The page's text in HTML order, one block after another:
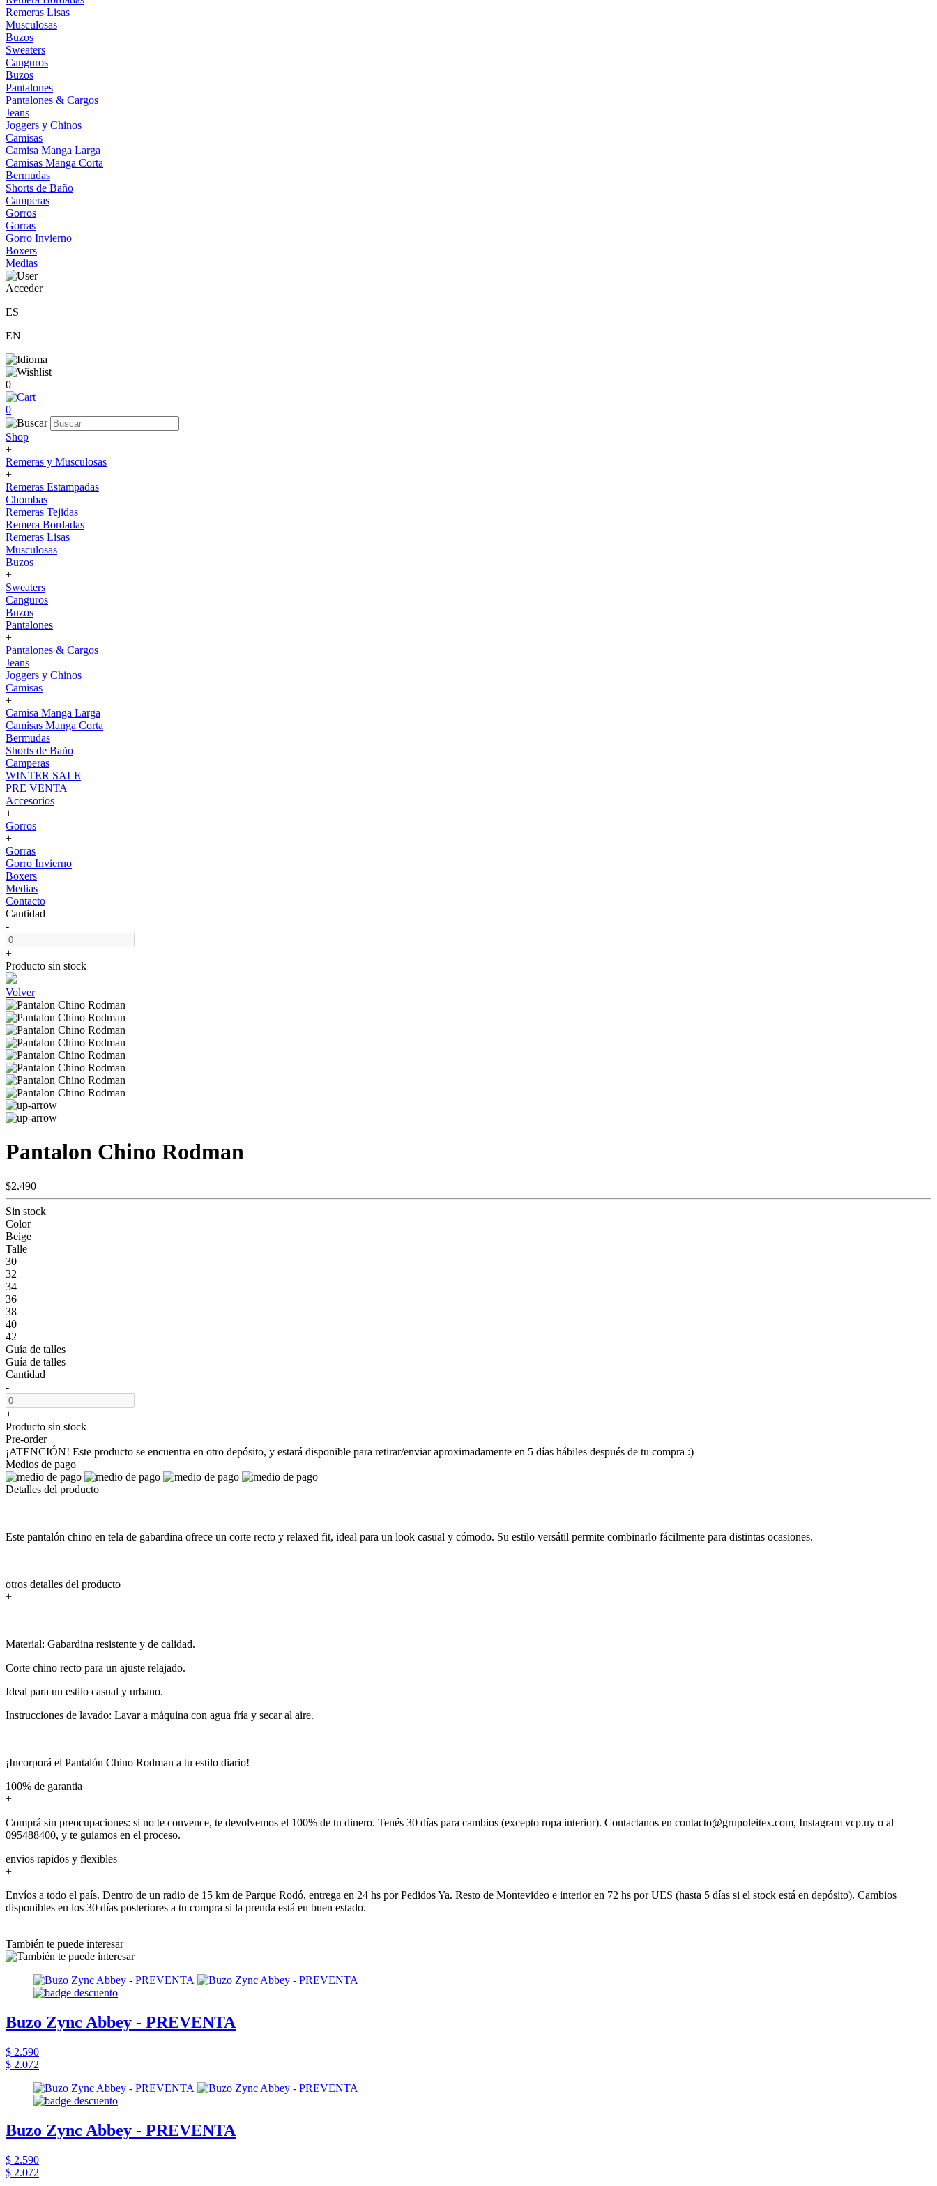
Remeras Lisas
Musculosas
Buzos
Sweaters
Canguros
Buzos
Pantalones
Pantalones & Cargos
Jeans
Joggers y Chinos
Camisas
Camisa Manga Larga
Camisas Manga Corta
Bermudas
Shorts de Baño
Camperas
Gorros
Gorras
Gorro Invierno
Boxers
Medias
Acceder
ES
EN
0
0
Shop
+
Remeras y Musculosas
+
Remeras Estampadas
Chombas
Remeras Tejidas
Remera Bordadas
Remeras Lisas
Musculosas
Buzos
+
Sweaters
Canguros
Buzos
Pantalones
+
Pantalones & Cargos
Jeans
Joggers y Chinos
Camisas
+
Camisa Manga Larga
Camisas Manga Corta
Bermudas
Shorts de Baño
Camperas
WINTER SALE
PRE VENTA
Accesorios
+
Gorros
+
Gorras
Gorro Invierno
Boxers
Medias
Contacto
Cantidad
-
+
Producto sin stock
Volver
Pantalon Chino Rodman
$2.490
Sin stock
Color
Beige
Talle
30
32
34
36
38
40
42
Guía de talles
Guía de talles
Cantidad
-
+
Producto sin stock
Pre-order
¡ATENCIÓN! Este producto se encuentra en otro depósito, y estará disponible para retirar/enviar aproximadamente en 5 días hábiles después de tu compra :)
Medios de pago
Detalles del producto
Este pantalón chino en tela de gabardina ofrece un corte recto y relaxed fit, ideal para un look casual y cómodo. Su estilo versátil permite combinarlo fácilmente para distintas ocasiones.
otros detalles del producto
+
Material: Gabardina resistente y de calidad.
Corte chino recto para un ajuste relajado.
Ideal para un estilo casual y urbano.
Instrucciones de lavado: Lavar a máquina con agua fría y secar al aire.
¡Incorporá el Pantalón Chino Rodman a tu estilo diario!
100% de garantia
+
Comprá sin preocupaciones: si no te convence, te devolvemos el 100% de tu dinero. Tenés 30 días para cambios (excepto ropa interior). Contactanos en contacto@grupoleitex.com, Instagram vcp.uy o al
095488400, y te guiamos en el proceso.
envios rapidos y flexibles
+
Envíos a todo el país. Dentro de un radio de 15 km de Parque Rodó, entrega en 24 hs por Pedidos Ya. Resto de Montevideo e interior en 72 hs por UES (hasta 5 días si el stock está en depósito). Cambios
disponibles en los 30 días posteriores a tu compra si la prenda está en buen estado.
También te puede interesar
Buzo Zync Abbey - PREVENTA
$ 2.590
$ 2.072
Buzo Zync Abbey - PREVENTA
$ 2.590
$ 2.072